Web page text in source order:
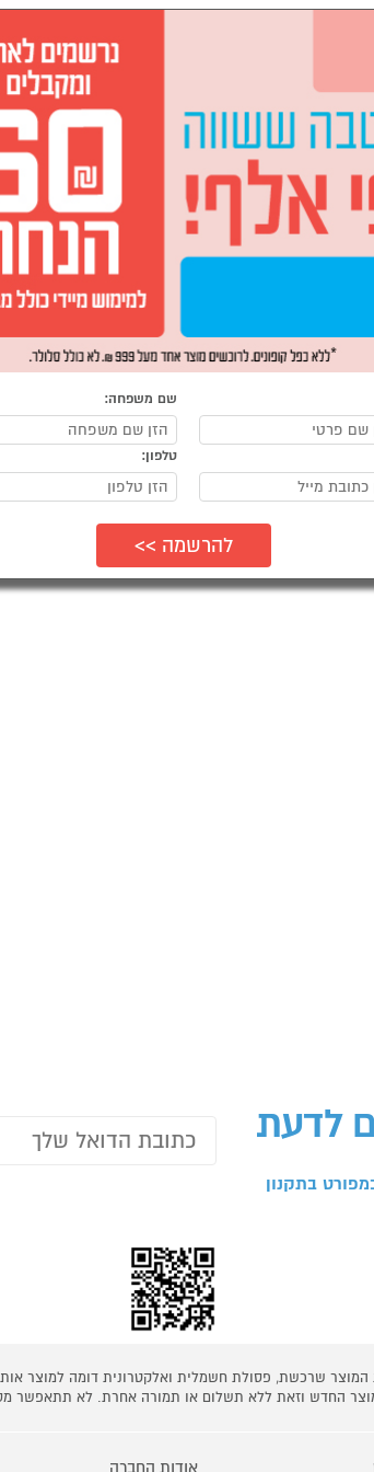
וציוד היקפי לבית ולגן ספורט, מחנאות
לדעת
בתקנון
שרכשת, פסולת חשמלית ואלקטרונית דומה למוצר
החדש וזאת ללא תשלום או תמורה אחרת. לא תתאפשר
אודות החברה
שם משפחה:
טלפון: